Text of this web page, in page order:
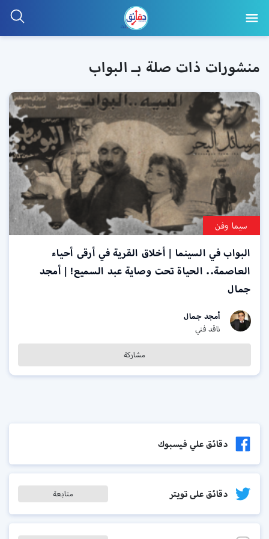
منشورات ذات صلة بـ البواب
سيما وفن
البواب في السينما | أخلاق القرية في أرقى أحياء
العاصمة.. الحياة تحت وصاية عبد السميع! | أمجد
جمال
أمجد جمال
ناقد فني
مشاركة
دقائق علي فيسبوك
دقائق على تويتر متابعة